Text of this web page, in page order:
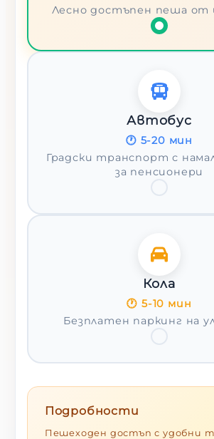
Лесно достъпен пеша от
Автобус
🕐 5-20 мин
Градски транспорт с
за пенсионери
Кола
🕐5-10 мин
Безплатен паркинг на
Подробности
Пешеходен достъп с удобни